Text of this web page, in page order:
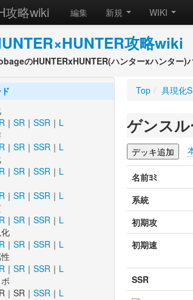
攻略wiki 編集 新規 WIKI
攻略wiki
のHUNTERxHUNTER(ハンターxハンター)
R ｜ SR ｜ SSR ｜ L
R ｜ SR ｜ SSR ｜ L
R ｜ SR ｜ SSR ｜ L
R ｜ SR ｜ SSR ｜ L
R ｜ SR ｜ SSR ｜ L
R ｜ SR ｜ SSR ｜ L
R ｜ SR ｜ SSR ｜ L
｜SR｜ SSR ｜ L
Top / 具現化
ゲンス
名前ﾖﾐ
系統
初期攻
初期速
SSR